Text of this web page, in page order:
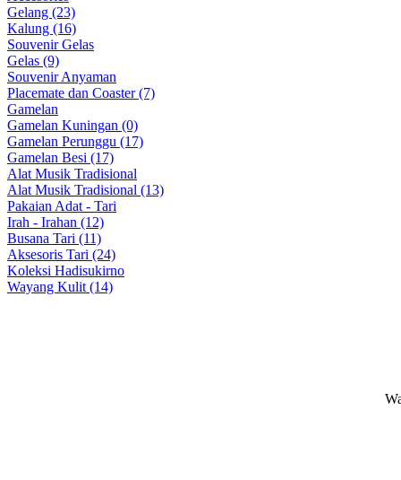
Gelang (23)
Kalung (16)
Souvenir Gelas
Gelas (9)
Souvenir Anyaman
Placemate dan Coaster (7)
Gamelan
Gamelan Kuningan (0)
Gamelan Perunggu (17)
Gamelan Besi (17)
Alat Musik Tradisional
Alat Musik Tradisional (13)
Pakaian Adat - Tari
Irah - Irahan (12)
Busana Tari (11)
Aksesoris Tari (24)
Koleksi Hadisukirno
Wayang Kulit (14)